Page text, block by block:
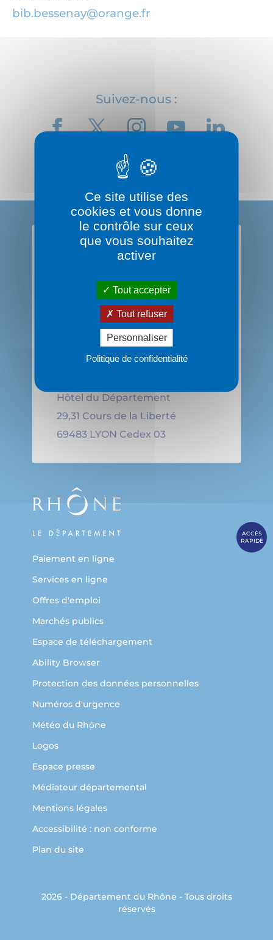
ACCÈS
RAPIDE
bib.bessenay@orange.fr
Suivez-nous :
Paiement en ligne
Services en ligne
Offres d'emploi
Marchés publics
Espace de téléchargement
Ability Browser
Protection des données personnelles
Numéros d'urgence
Météo du Rhône
Logos
Espace presse
Médiateur départemental
Mentions légales
Accessibilité : non conforme
Plan du site
Rhône
Contactez-nous
0 800 869 869 (service
gratuit)
Hôtel du Département
29,31 Cours de la Liberté
69483 LYON Cedex 03
2026 - Département du Rhône - Tous droits
réservés
Ce site utilise des
cookies et vous donne
le contrôle sur ceux
que vous souhaitez
activer
Tout accepter
Tout refuser
Personnaliser
Politique de confidentialité